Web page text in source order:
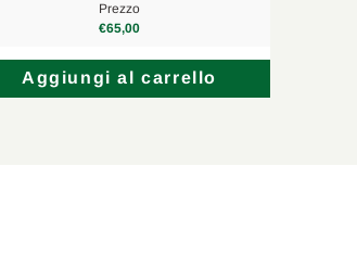
Prezzo
€65,00
Aggiungi al carrello